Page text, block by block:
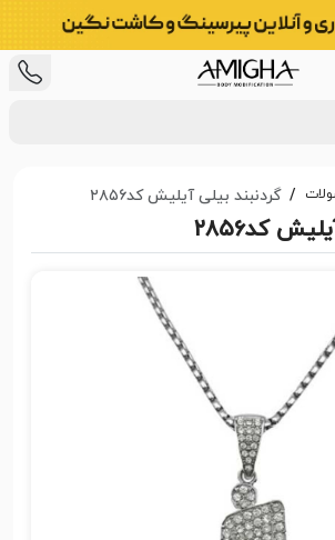
گردنبند بیلی آیلیش کد۲۸۵۶
کد۲۸۵۶